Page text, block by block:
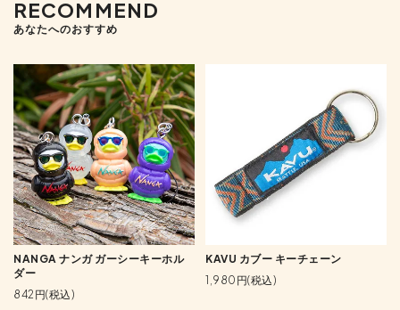
RECOMMEND
あなたへのおすすめ
NANGA ナンガ ガーシーキーホル
ダー
842円(税込)
KAVU カブー キーチェーン
1,980円(税込)